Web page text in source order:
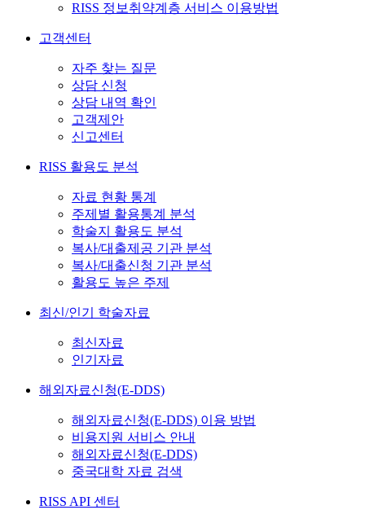
RISS 정보취약계층 서비스 이용방법
고객센터
자주 찾는 질문
상담 신청
상담 내역 확인
고객제안
신고센터
RISS 활용도 분석
자료 현황 통계
주제별 활용통계 분석
학술지 활용도 분석
복사/대출제공 기관 분석
복사/대출신청 기관 분석
활용도 높은 주제
최신/인기 학술자료
최신자료
인기자료
해외자료신청(E-DDS)
해외자료신청(E-DDS) 이용 방법
비용지원 서비스 안내
해외자료신청(E-DDS)
중국대학 자료 검색
RISS API 센터